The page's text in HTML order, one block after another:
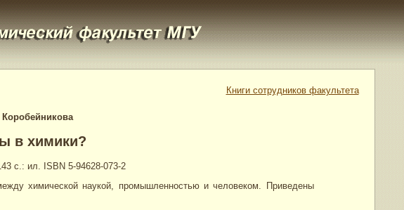
Книги сотрудников факультета
в химики?
с.: ил. ISBN 5-94628-073-2
химической наукой, промышленностью и человеком. Приведены